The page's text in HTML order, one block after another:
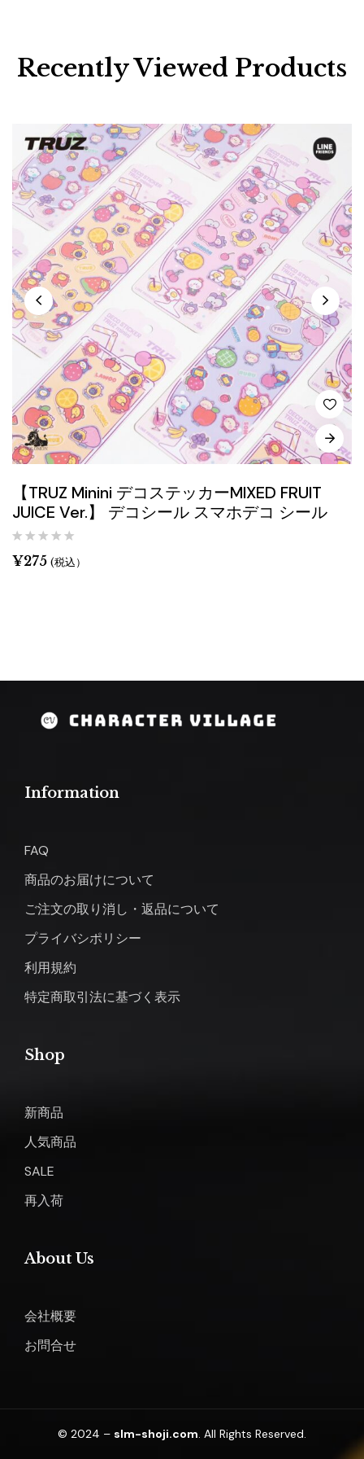
Recently Viewed Products
【TRUZ Minini デコステッカーMIXED FRUIT
JUICE Ver.】 デコシール スマホデコ シール
¥275 (税込）
Information
FAQ
商品のお届けについて
ご注文の取り消し・返品について
プライバシポリシー
利用規約
特定商取引法に基づく表示
Shop
新商品
人気商品
SALE
再入荷
About Us
会社概要
お問合せ
© 2024 – slm-shoji.com. All Rights Reserved.